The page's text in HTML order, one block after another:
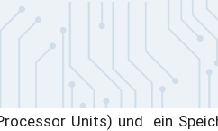
Units) und ein